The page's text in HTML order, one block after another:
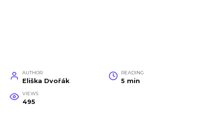
AUTHOR
Eliška Dvořák
READING
5 min
VIEWS
495